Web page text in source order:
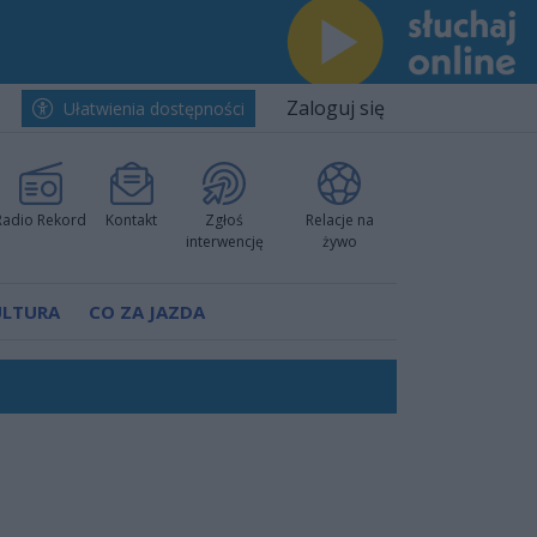
Ułatwienia dostępności Zaloguj się
Rekord Kontakt
Zgłoś
interwencję
Relacje na
żywo
CO ZA JAZDA
prokuratury
pokazali klasę
nową sportową tradycję"